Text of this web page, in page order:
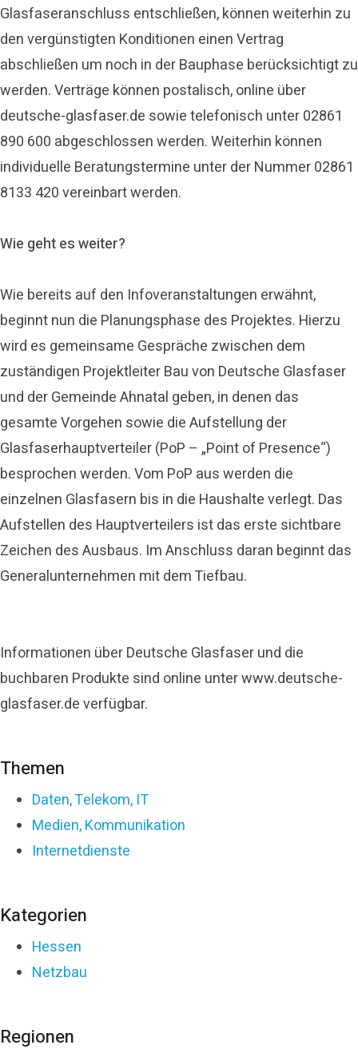
Glasfaseranschluss entschließen, können weiterhin zu
den vergünstigten Konditionen einen Vertrag
abschließen um noch in der Bauphase berücksichtigt zu
werden. Verträge können postalisch, online über
deutsche-glasfaser.de sowie telefonisch unter 02861
890 600 abgeschlossen werden. Weiterhin können
individuelle Beratungstermine unter der Nummer 02861
8133 420 vereinbart werden.
Wie geht es weiter?
Wie bereits auf den Infoveranstaltungen erwähnt,
beginnt nun die Planungsphase des Projektes. Hierzu
wird es gemeinsame Gespräche zwischen dem
zuständigen Projektleiter Bau von Deutsche Glasfaser
und der Gemeinde Ahnatal geben, in denen das
gesamte Vorgehen sowie die Aufstellung der
Glasfaserhauptverteiler (PoP – „Point of Presence“)
besprochen werden. Vom PoP aus werden die
einzelnen Glasfasern bis in die Haushalte verlegt. Das
Aufstellen des Hauptverteilers ist das erste sichtbare
Zeichen des Ausbaus. Im Anschluss daran beginnt das
Generalunternehmen mit dem Tiefbau.
Informationen über Deutsche Glasfaser und die
buchbaren Produkte sind online unter www.deutsche-
glasfaser.de verfügbar.
Themen
Daten, Telekom, IT
Medien, Kommunikation
Internetdienste
Kategorien
Hessen
Netzbau
Regionen